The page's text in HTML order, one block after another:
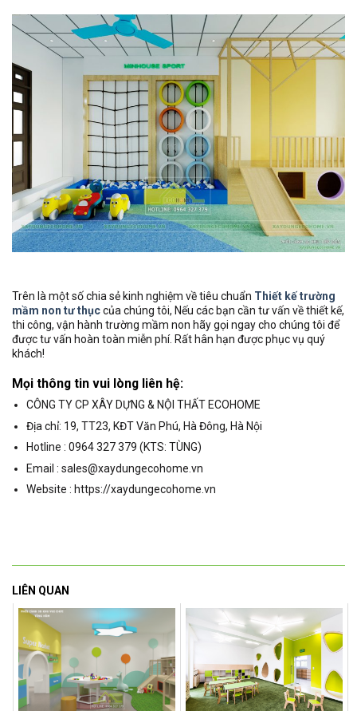
Trên là một số chia sẻ kinh nghiệm về tiêu chuẩn Thiết kế trường
mầm non tư thụccủa chúng tôi, Nếu các bạn cần tư vấn về thiết kế,
thi công, vận hành trường mầm non hãy gọi ngay cho chúng tôi để
được tư vấn hoàn toàn miễn phí. Rất hân hạn được phục vụ quý
khách!
Mọi thông tin vui lòng liên hệ:
CÔNG TY CP XÂY DỰNG & NỘI THẤT ECOHOME
Địa chỉ: 19, TT23, KĐT Văn Phú, Hà Đông, Hà Nội
Hotline : 0964 327 379 (KTS: TÙNG)
Email : sales@xaydungecohome.vn
Website : https://xaydungecohome.vn
LIÊN QUAN